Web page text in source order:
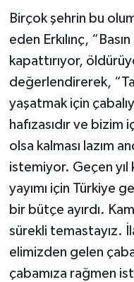
Birçok şehrin bu
eden Erkılınç,
kapattırıyor,
değerlendirerek,
yaşatmak için
hafızasıdır ve
olsa kalması lazım
istemiyor. Geçen yıl
yayımı için Türkiye
bir bütçe ayırdı.
sürekli temastayız.
elimizden gelen
çabamıza rağmen